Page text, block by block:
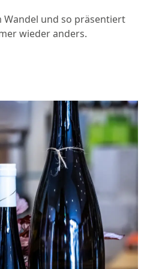
Wandel und so präsentiert
wieder anders.